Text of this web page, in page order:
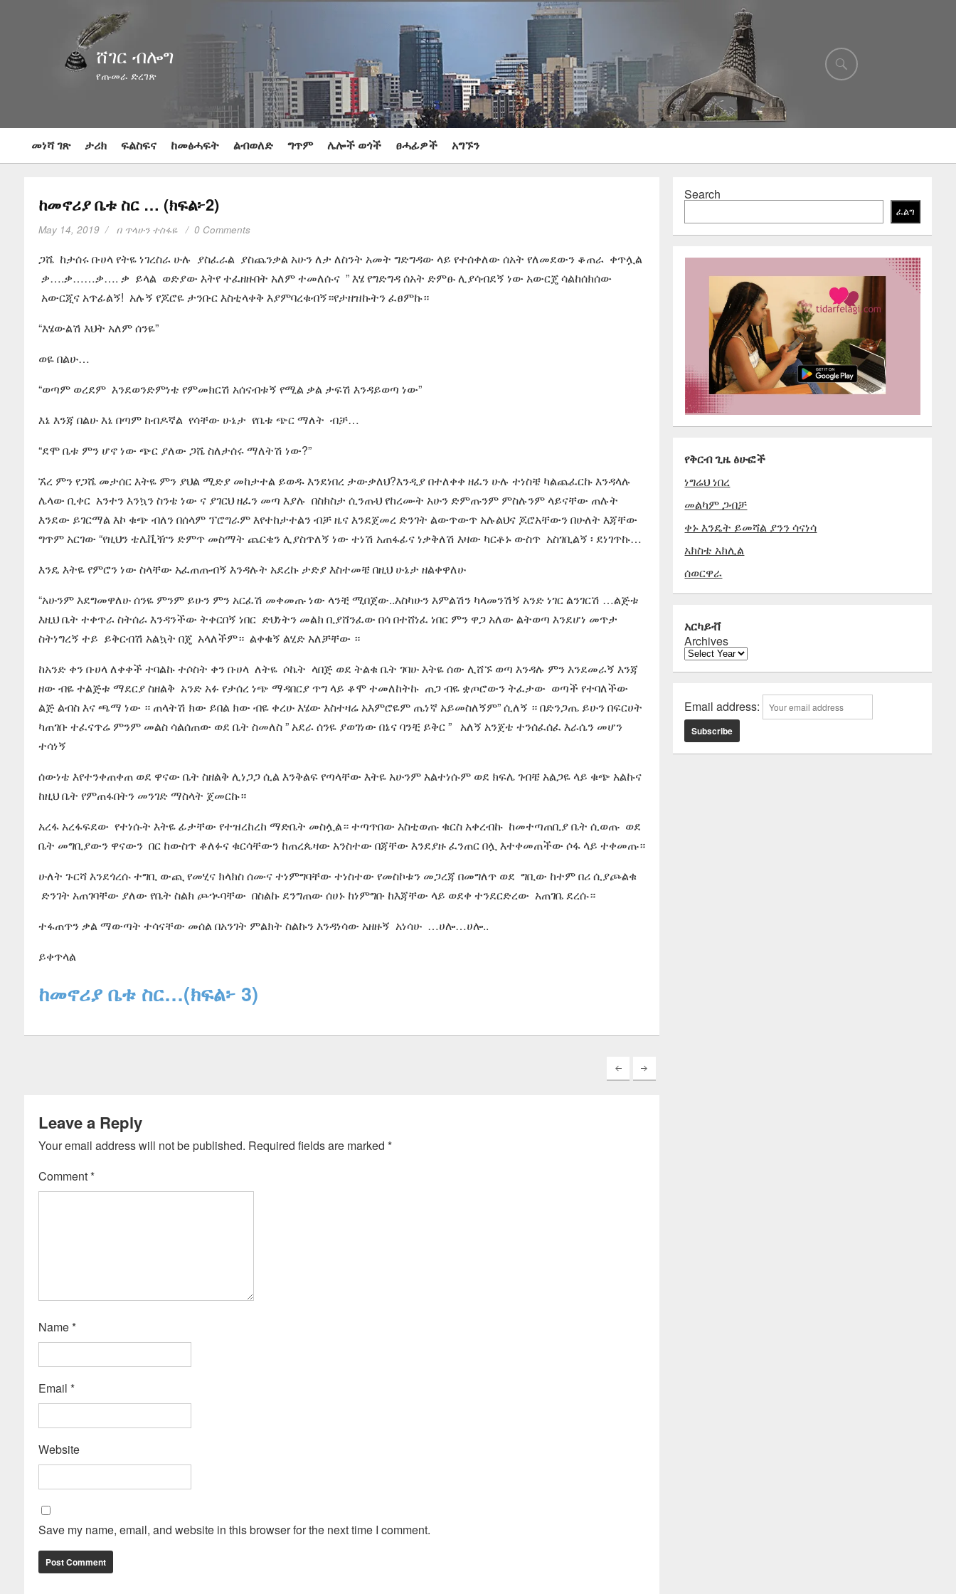
ሸገር ብሎግ
የጡመራ ድረገጽ
መነሻ ገጽ ታሪክ ፍልስፍና ከመፅሓፍት ልብወለድ ግጥም ሌሎች ወጎች ፀሓፊዎች አግኙን
ከመኖሪያ ቤቱ ስር … (ክፍል፦2)
May 14, 2019 በ ጥላሁን ተስፋዬ 0 Comments
ጋሼ ከታሰሩ ቡሀላ የትዬ ነገረስራ ሁሉ ያስፈራል ያስጨንቃል አሁን ለታ ለስንት አመት ግድግዳው ላይ የተሰቀለው ሰአት የለመደውን ቆጠራ ቀጥሏል
ቃ….ቃ……ቃ…. ቃ ይላል ወድያው እትየ ተፈዘዙበት አለም ተመለሱና ” እሄ የግድግዳ ሰአት ድምፁ ሊያሳብደኝ ነው አውርጄ ሳልከሰክሰው
አውርጂና አጥፊልኝ! አሉኝ የጆሮዬ ታንቡር እስቲላቀቅ እያምባረቁብኝ።የታዘዝኩትን ፈፀምኩ።
“እሄውልሽ እህት አለም ሰንዬ”
ወዬ በልሁ…
“ወጣም ወረደም እንደወንድምነቴ የምመክርሽ አሰናብቱኝ የሚል ቃል ታፍሽ እንዳይወጣ ነው”
እኔ እንጃ በልሁ እኔ በጣም ከብዶኛል የሳቸው ሁኔታ የቤቱ ጭር ማለት ብቻ…
“ደሞ ቤቱ ምን ሆኖ ነው ጭር ያለው ጋሼ ስለታሰሩ ማለትሽ ነው?”
ኧረ ምን የጋሼ መታሰር እትዬ ምን ያህል ሚድያ መከታተል ይወዱ እንደነበረ ታውቃለህ?እንዲያ በተለቀቀ ዘፈን ሁሉ ተነስቼ ካልጨፈርኩ እንዳላሉ
ሌላው ቢቀር አንተን እንኳን ስንቴ ነው ና ያገርህ ዘፈን መጣ እያሉ በስክስታ ሲንጡህ የከረሙት አሁን ድምጡንም ምስሉንም ላይናቸው ጠሉት
እንደው ይገርማል እኮ ቁጭ ብለን በሰላም ፕሮግራም እየተከታተልን ብቻ ዜና እንደጀመረ ድንገት ልውጥውጥ አሉልህና ጆሮአቸውን በሁለት እጃቸው
ግጥም አርገው “የዚህን ቴሌቪዥን ድምጥ መስማት ጨርቄን ሊያስጥለኝ ነው ተነሽ አጠፋፊና ነቃቅለሽ እዛው ካርቶኑ ውስጥ አስገቢልኝ ፡ ደነገጥኩ…
እንዴ እትዬ የምሮን ነው ስላቸው አፈጠጡብኝ እንዳሉት አደረኩ ታድያ እስተመቼ በዚህ ሁኔታ ዘልቀዋለሁ
“አሁንም እደግመዋለሁ ሰንዬ ምንም ይሁን ምን አርፈሽ መቀመጡ ነው ላንቺ ሚበጀው..እስካሁን እምልሽን ካላመንሽኝ አንድ ነገር ልንገርሽ …ልጅቱ
እዚህ ቤት ተቀጥራ ስትሰራ እንዳንችው ትቀርበኝ ነበር ድህነትን መልክ ቢያሸንፈው በሳ በተሸነፈ ነበር ምን ዋጋ አለው ልትወጣ እንደሆነ መጥታ
ስትነግረኝ ተይ ይቅርብሽ አልኳት በጄ አላለችም። ልቀቁኝ ልሂድ አለቻቸው ።
ከአንድ ቀን ቡሀላ ለቀቀች ተባልኩ ተሶስት ቀን ቡሀላ ለትዬ ሶኬት ላበጅ ወደ ትልቁ ቤት ገባሁ እትዬ ሰው ሊሸኙ ወጣ እንዳሉ ምን እንደመራኝ እንጃ
ዘው ብዬ ተልጅቱ ማደርያ ስዘልቅ አንድ አፉ የታሰረ ነጭ ማዳበርያ ጥግ ላይ ቆሞ ተመለከትኩ ጠጋ ብዬ ቋጦሮውን ትፈታው ወጣች የተባለችው
ልጅ ልብስ እና ጫማ ነው ። ጠላትሽ ክው ይበል ክው ብዬ ቀረሁ እሄው እስተዛሬ አእምሮዬም ጤነኛ አይመስለኝም” ሲለኝ ። በድንጋጤ ይሁን በፍርሀት
ካጠገቡ ተፈናጥሬ ምንም መልስ ሳልሰጠው ወደ ቤት ስመለስ ” አደራ ሰንዬ ያወገነው በኔና ባንቺ ይቅር ” አለኝ አንጀቴ ተንሰፈሰፈ እራሴን መሆን
ተሳነኝ
ሰውነቴ እየተንቀጠቀጠ ወደ ዋናው ቤት ስዘልቅ ሊነጋጋ ሲል እንቅልፍ የጣላቸው እትዬ አሁንም አልተነሱም ወደ ክፍሌ ገብቼ አልጋዬ ላይ ቁጭ አልኩና
ከዚህ ቤት የምጠፋበትን መንገድ ማስላት ጀመርኩ።
አረፋ አረፋፍደው የተነሱት እትዬ ፊታቸው የተዝረከረከ ማድቤት መስሏል። ተጣጥበው እስቲወጡ ቁርስ አቀረብኩ ከመተጣጠቢያ ቤት ሲወጡ ወደ
ቤት መግቢያውን ዋናውን በር ከውስጥ ቆለፉና ቁርሳቸውን ከጠረጴዛው አንስተው በጃቸው እንደያዙ ፈንጠር በሏ እተቀመጠችው ሶፋ ላይ ተቀመጡ።
ሁለት ጉርሻ እንደጎረሱ ተግቢ ውጪ የመሂና ክላክስ ሰሙና ተነምግባቸው ተነስተው የመስኮቱን መጋረጃ በመግለጥ ወደ ግቢው ከተም በሪ ሲያጮልቁ
ድንገት አጠገባቸው ያለው የቤት ስልክ ጮኊባቸው በስልኩ ደንግጠው ሰሀኑ ከነምግቡ ከእጃቸው ላይ ወደቀ ተንደርድረው አጠገቤ ደረሱ።
ተፋጠጥን ቃል ማውጣት ተሳናቸው መሰል በአንገት ምልክት ስልኩን እንዳነሳው አዘዙኝ አነሳሁ …ሀሎ…ሀሎ..
ይቀጥላል
ከመኖሪያ ቤቱ ስር…(ክፍል፦ 3)
Leave a Reply
Your email address will not be published. Required fields are marked *
Comment*
Name*
Email *
Website
Save my name, email, and website in this browser for the next time I comment.
Search
ፈልግ
የቅርብ ጊዜ ፅሁፎች
ነግሬህ ነበረ
መልካም ጋብቻ
ቀኑ እንዴት ይመሻል ያንን ሳናነሳ
አክስቴ አክሊል
ሰወርዋራ
አርካይቭ
Archives
Email address: